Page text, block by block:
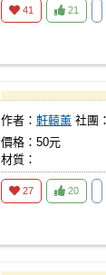
41 21
作者： 軒轅薰 社團：
價格：50元
材質：
27 20